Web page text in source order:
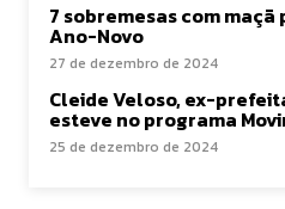
7 sobremesas com
Ano-Novo
27 de dezembro de 2024
Cleide Veloso, ex-
esteve no programa
25 de dezembro de 2024